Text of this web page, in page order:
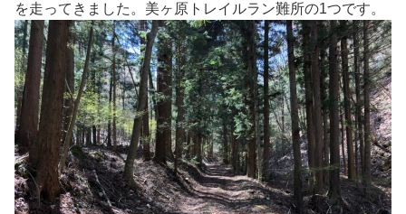
を走ってきました。美ヶ原トレイルラン難所の1つです。